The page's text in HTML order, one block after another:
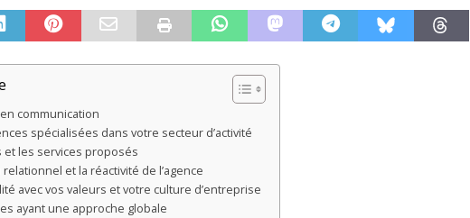
communication
spécialisées dans votre secteur d’activité
et les services proposés
et la réactivité de l’agence
avec vos valeurs et votre culture d’entreprise
ayant une approche globale